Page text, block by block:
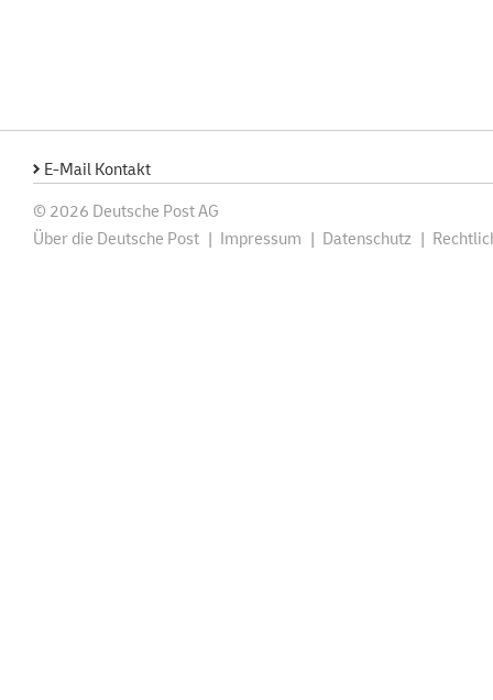
E-Mail Kontakt
© 2026 Deutsche Post AG
Über die Deutsche Post
Impressum Datenschutz